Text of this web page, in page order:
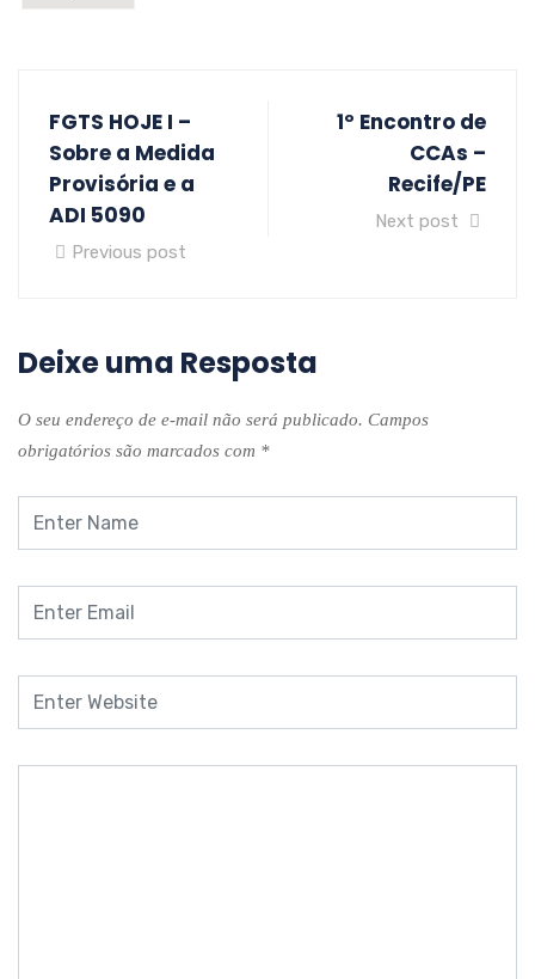
FGTS HOJE I –
Sobre a Medida
Provisória e a
ADI 5090
Previous post
1º Encontro de
CCAs –
Recife/PE
Next post
Deixe uma Resposta
O seu endereço de e-mail não será publicado. Campos
obrigatórios são marcados com *